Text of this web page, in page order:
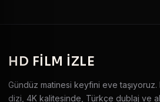
HD FILM IZLE
Gündüz matinesi keyfini eve
dizi, 4K kalitesinde, Türkçe dublaj ve